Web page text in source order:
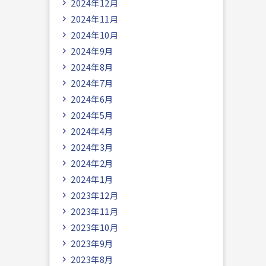
2024年12月
2024年11月
2024年10月
2024年9月
2024年8月
2024年7月
2024年6月
2024年5月
2024年4月
2024年3月
2024年2月
2024年1月
2023年12月
2023年11月
2023年10月
2023年9月
2023年8月